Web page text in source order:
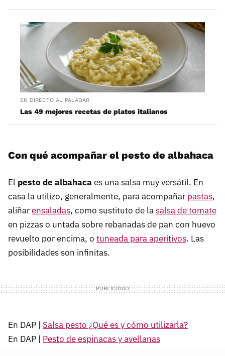
EN DIRECTO AL PALADAR
Las 49 mejores recetas de platos italianos
Con qué acompañar el pesto de albahaca
El pesto de albahacaes una salsa muy versátil. En
casa la utilizo, generalmente, para acompañar pastas,
aliñarensaladas, como sustituto de lasalsa de tomate
en pizzas o untada sobre rebanadas de pan con huevo
revuelto por encima, o tuneada para aperitivos. Las
posibilidades son infinitas.
En DAP | Salsa pesto ¿Qué es y cómo utilizarla?
En DAP | Pesto de espinacas y avellanas